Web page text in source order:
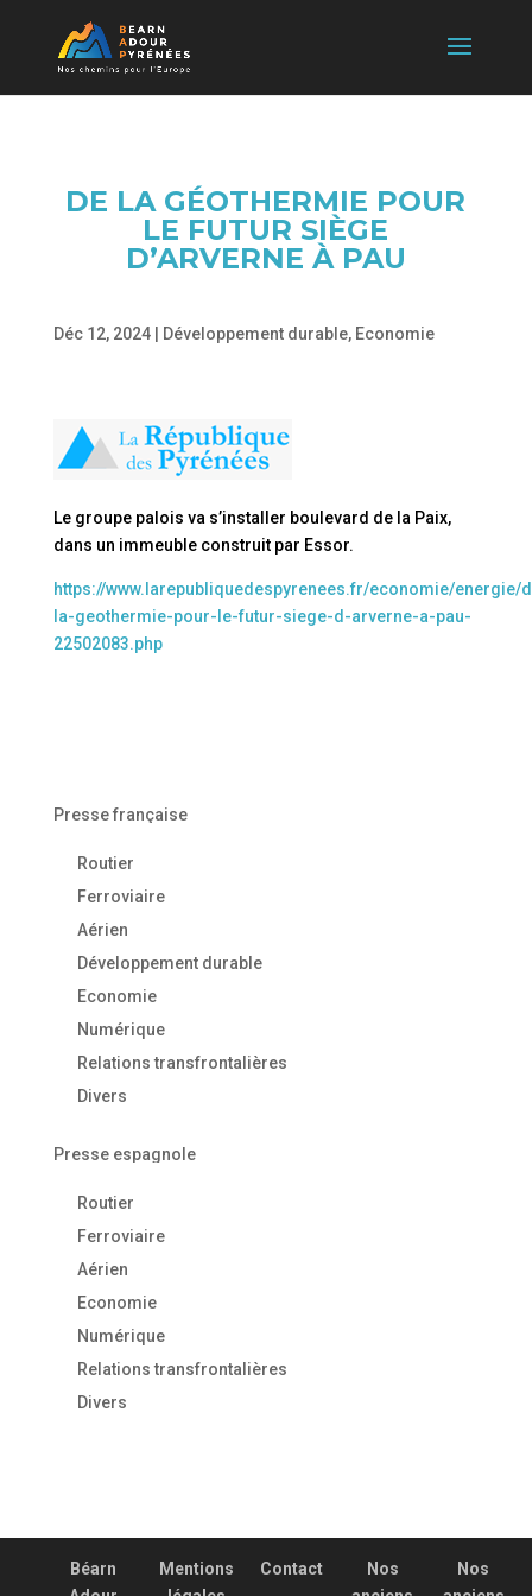
DE LA GÉOTHERMIE POUR
LE FUTUR SIÈGE
D’ARVERNE À PAU
Déc 12, 2024| Développement durable, Economie
Le groupe palois va s’installer boulevard de la Paix,
dans un immeuble construit par Essor.
https://www.larepubliquedespyrenees.fr/economie/energie/
la-geothermie-pour-le-futur-siege-d-arverne-a-pau-
22502083.php
Presse française
Routier
Ferroviaire
Aérien
Développement durable
Economie
Numérique
Relations transfrontalières
Divers
Presse espagnole
Routier
Ferroviaire
Aérien
Economie
Numérique
Relations transfrontalières
Divers
Béarn
Mentions
Contact
Nos
Nos